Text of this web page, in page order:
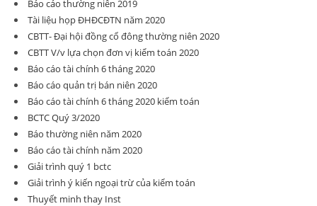
Báo cáo thường niên 2019
Tài liệu họp ĐHĐCĐTN năm 2020
CBTT- Đại hội đồng cổ đông thường niên 2020
CBTT V/v lựa chọn đơn vị kiểm toán 2020
Báo cáo tài chính 6 tháng 2020
Báo cáo quản trị bán niên 2020
Báo cáo tài chính 6 tháng 2020 kiểm toán
BCTC Quý 3/2020
Báo thường niên năm 2020
Báo cáo tài chính năm 2020
Giải trình quý 1 bctc
Giải trình ý kiến ngoại trừ của kiểm toán
Thuyết minh thay Inst